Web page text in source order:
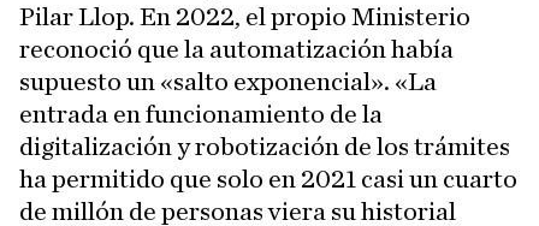
Pilar Llop. En 2022, el propio Ministerio
reconoció que la automatización había
supuesto un «salto exponencial». «La
entrada en funcionamiento de la
digitalización y robotización de los trámites
ha permitido que solo en 2021 casi un cuarto
de millón de personas viera su historial